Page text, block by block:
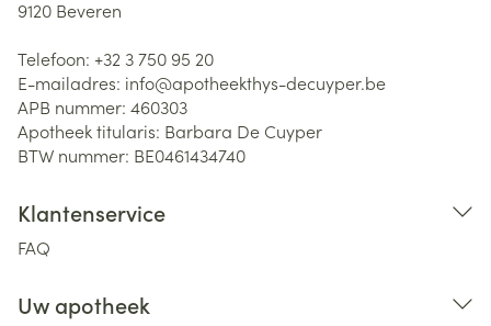
9120 Beveren
Telefoon: +32 3 750 95 20
E-mailadres: info@apotheekthys-decuyper.be
APB nummer: 460303
Apotheek titularis: Barbara De Cuyper
BTW nummer: BE0461434740
Klantenservice
FAQ
Uw apotheek